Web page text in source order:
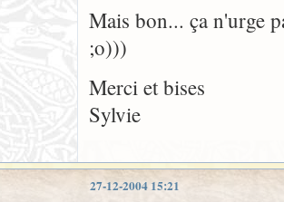
Mais bon... ça n'urge
;o)))
Merci et bises
Sylvie
27-12-2004 15:21